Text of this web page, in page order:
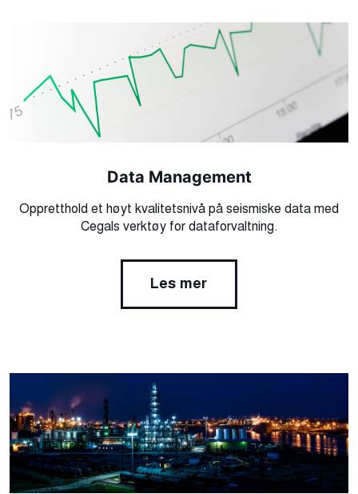
Data Management
Oppretthold et høyt kvalitetsnivå på seismiske data med
Cegals verktøy for dataforvaltning.
Les mer